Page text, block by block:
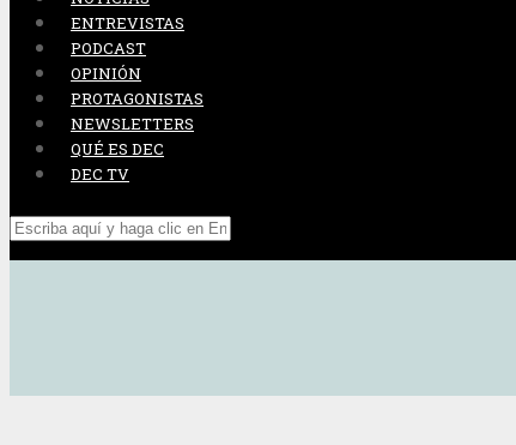
ENTREVISTAS
PODCAST
OPINIÓN
PROTAGONISTAS
NEWSLETTERS
QUÉ ES DEC
DEC TV